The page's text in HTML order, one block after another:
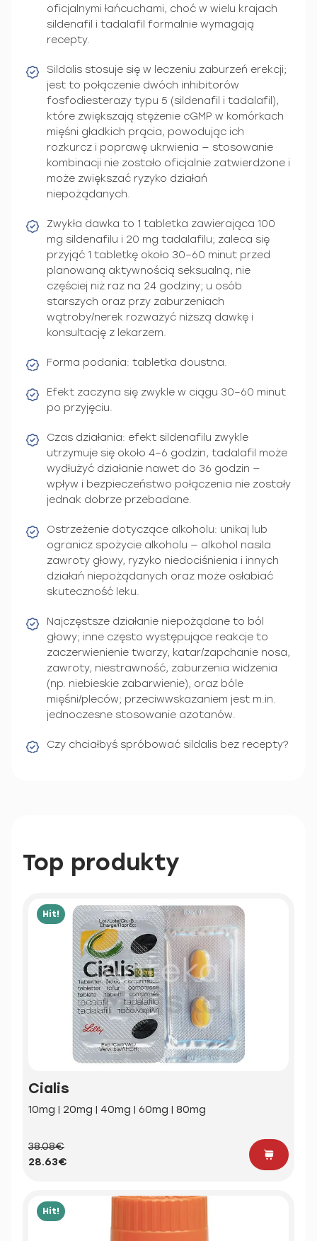
oficjalnymi łańcuchami, choć w wielu krajach
sildenafil i tadalafil formalnie wymagają
recepty.
Sildalis stosuje się w leczeniu zaburzeń erekcji;
jest to połączenie dwóch inhibitorów
fosfodiesterazy typu 5 (sildenafil i tadalafil),
które zwiększają stężenie cGMP w komórkach
mięśni gładkich prącia, powodując ich
rozkurcz i poprawę ukrwienia — stosowanie
kombinacji nie zostało oficjalnie zatwierdzone i
może zwiększać ryzyko działań
niepożądanych.
Zwykła dawka to 1 tabletka zawierająca 100
mg sildenafilu i 20 mg tadalafilu; zaleca się
przyjąć 1 tabletkę około 30–60 minut przed
planowaną aktywnością seksualną, nie
częściej niż raz na 24 godziny; u osób
starszych oraz przy zaburzeniach
wątroby/nerek rozważyć niższą dawkę i
konsultację z lekarzem.
Forma podania: tabletka doustna.
Efekt zaczyna się zwykle w ciągu 30–60 minut
po przyjęciu.
Czas działania: efekt sildenafilu zwykle
utrzymuje się około 4–6 godzin, tadalafil może
wydłużyć działanie nawet do 36 godzin —
wpływ i bezpieczeństwo połączenia nie zostały
jednak dobrze przebadane.
Ostrzeżenie dotyczące alkoholu: unikaj lub
ogranicz spożycie alkoholu — alkohol nasila
zawroty głowy, ryzyko niedociśnienia i innych
działań niepożądanych oraz może osłabiać
skuteczność leku.
Najczęstsze działanie niepożądane to ból
głowy; inne często występujące reakcje to
zaczerwienienie twarzy, katar/zapchanie nosa,
zawroty, niestrawność, zaburzenia widzenia
(np. niebieskie zabarwienie), oraz bóle
mięśni/pleców; przeciwwskazaniem jest m.in.
jednoczesne stosowanie azotanów.
Czy chciałbyś spróbować sildalis bez recepty?
Top produkty
Hit!
Cialis
10mg | 20mg | 40mg | 60mg | 80mg
38.08€
28.63€
Hit!